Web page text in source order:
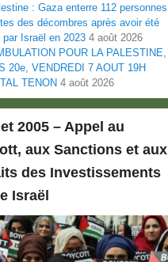
: Gaza enterre 112 personnes
des décombres après avoir été
par Israël en 2023 4 août 2026
POUR LA PALESTINE,
20e, VENDREDI 7 AOUT 19H
TENON 4 août 2026
2005 – Appel au
aux Sanctions et aux
des Investissements
Israël